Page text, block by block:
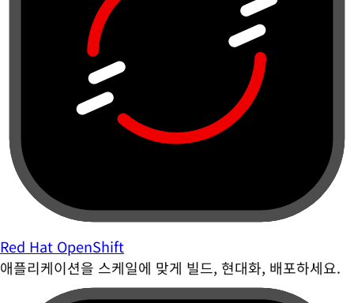
Red Hat OpenShift
애플리케이션을 스케일에 맞게 빌드, 현대화, 배포하세요.